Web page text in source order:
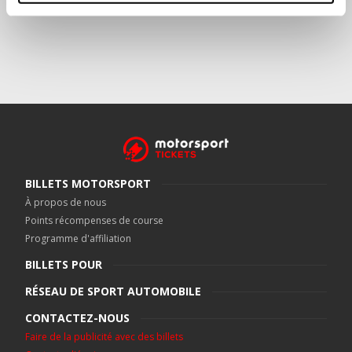
BILLETS MOTORSPORT
À propos de nous
Points récompenses de course
Programme d'affiliation
BILLETS POUR
RÉSEAU DE SPORT AUTOMOBILE
CONTACTEZ-NOUS
Faire de la publicité avec des billets